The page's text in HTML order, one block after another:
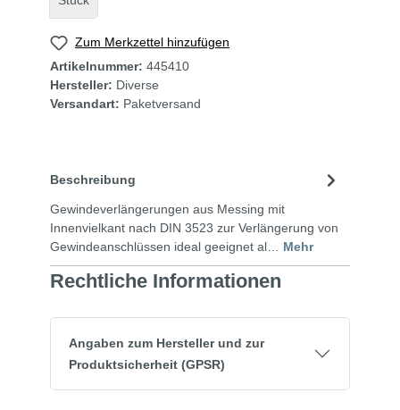
Zum Merkzettel hinzufügen
Artikelnummer: 445410
Hersteller: Diverse
Versandart: Paketversand
Beschreibung
Gewindeverlängerungen aus Messing mit
Innenvielkant nach DIN 3523 zur Verlängerung von
Gewindeanschlüssen ideal geeignet al… Mehr
Rechtliche Informationen
Angaben zum Hersteller und zur
Produktsicherheit (GPSR)